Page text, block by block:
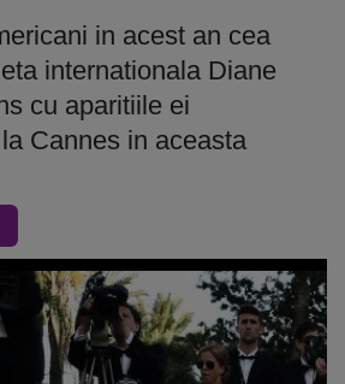
in acest an cea
internationala Diane
cu aparitiile ei
Cannes in aceasta